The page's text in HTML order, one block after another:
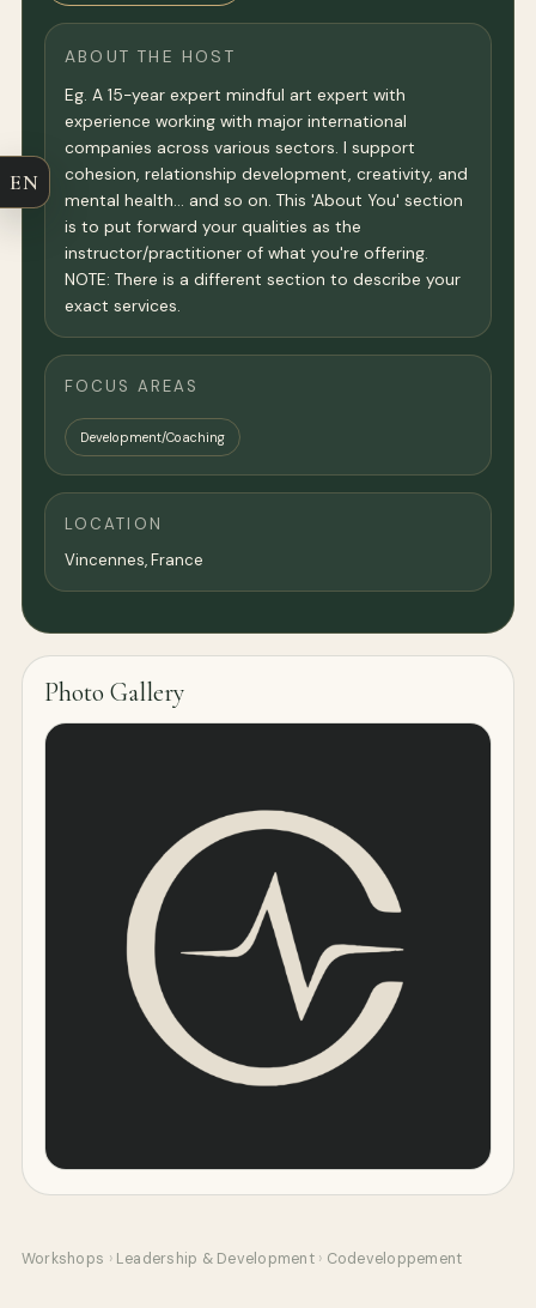
ABOUT THE HOST
Eg. A 15-year expert mindful art expert with
experience working with major international
companies across various sectors. I support
cohesion, relationship development, creativity, and
mental health… and so on. This 'About You' section
is to put forward your qualities as the
instructor/practitioner of what you're offering.
NOTE: There is a different section to describe your
exact services.
FOCUS AREAS
Development/Coaching
LOCATION
Vincennes,France
Photo Gallery
Workshops › Leadership & Development › Codeveloppement
EN